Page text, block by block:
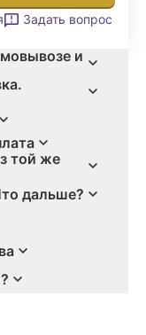
Задать вопрос
и
той же
дальше?